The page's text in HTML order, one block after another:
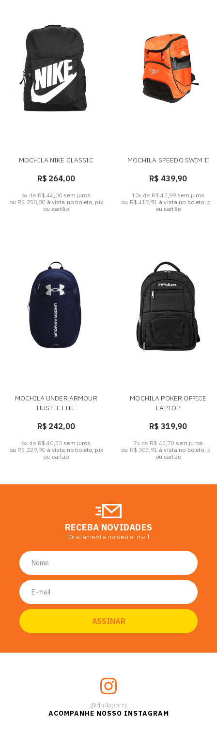
MOCHILA NIKE CLASSIC
R$ 264,00
6x de R$ 44,00 sem juros
ou R$ 250,80 à vista no boleto, pix
ou cartão
MOCHILA SPEEDO SWIM II
R$ 439,90
10x de R$ 43,99 sem juros
ou R$ 417,91 à vista no boleto, pix
ou cartão
MOCHILA UNDER ARMOUR
HUSTLE LITE
R$ 242,00
6x de R$ 40,33 sem juros
ou R$ 229,90 à vista no boleto, pix
ou cartão
MOCHILA POKER OFFICE
LAPTOP
R$ 319,90
7x de R$ 45,70 sem juros
ou R$ 303,91 à vista no boleto, pix
ou cartão
RECEBA NOVIDADES
Diretamente no seu e-mail
@dn4sports
ACOMPANHE NOSSO INSTAGRAM